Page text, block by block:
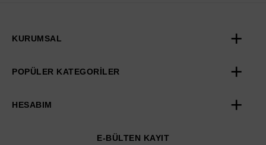
KURUMSAL
POPÜLER KATEGORİLER
HESABIM
E-BÜLTEN KAYIT